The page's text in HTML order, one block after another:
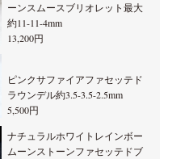
ーンスムースブリオレット最大
約11-11-4mm
13,200円
ピンクサファイアファセッテド
ラウンデル約3.5-3.5-2.5mm
5,500円
ナチュラルホワイトレインボー
ムーンストーンファセッテドブ